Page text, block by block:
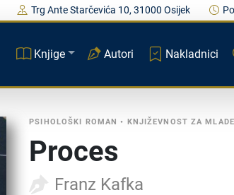
Trg Ante Starčevića 10, 31000 Osijek
Knjige Autori Nakladnici
PSIHOLOŠKI ROMAN • KNJIŽEVNOST ZA MLADE
Proces
Franz Kafka